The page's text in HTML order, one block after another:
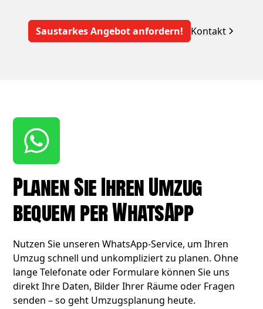
Saustarkes Angebot anfordern! Kontakt
Planen Sie Ihren Umzug
bequem per WhatsApp
Nutzen Sie unseren WhatsApp-Service, um Ihren
Umzug schnell und unkompliziert zu planen. Ohne
lange Telefonate oder Formulare können Sie uns
direkt Ihre Daten, Bilder Ihrer Räume oder Fragen
senden – so geht Umzugsplanung heute.